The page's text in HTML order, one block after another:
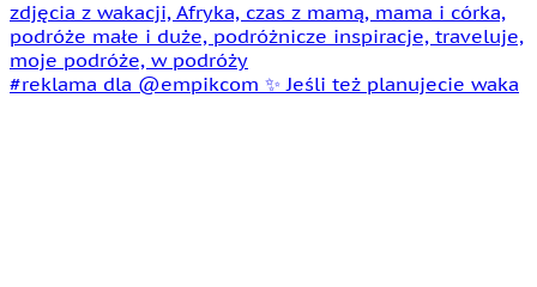
#reklama dla @empikcom ✨ Jeśli też planujecie waka